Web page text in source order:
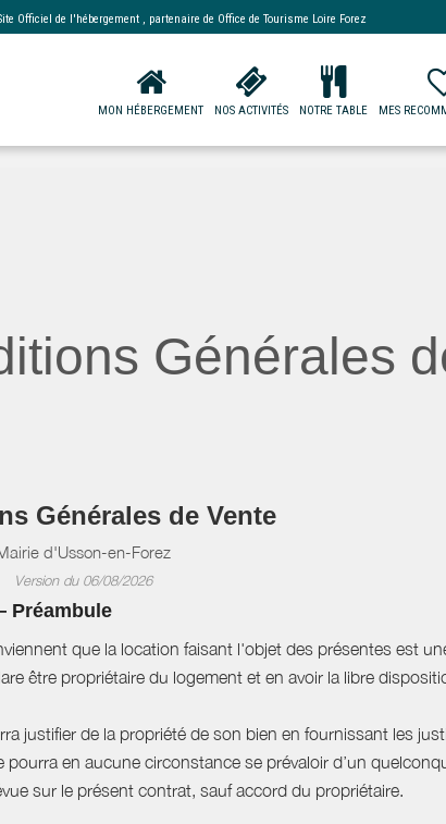
Officiel de l'hébergement , partenaire de Office de Tourisme Loire Forez
MON HÉBERGEMENT NOS ACTIVITÉS NOTRE TABLE MES
Générales
Générales de Vente
d'Usson-en-Forez
Version du 06/08/2026
Préambule
que la location faisant l'objet des présentes est
être propriétaire du logement et en avoir la libre
justifier de la propriété de son bien en fournissant les
pourra en aucune circonstance se prévaloir d’un
sur le présent contrat, sauf accord du propriétaire.